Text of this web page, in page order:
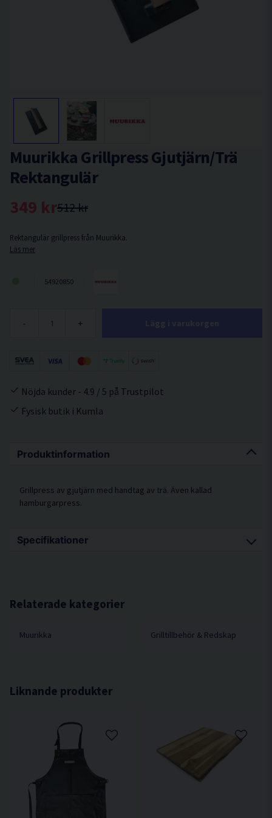
Produktinformation
Grillpress av gjutjärn med handtag av trä. Även kallad
hamburgarpress.
Specifikationer
Relaterade kategorier
Muurikka Grilltillbehör & Redskap
Muurikka Grillpress Gjutjärn/Trä
Rektangulär
512 kr
349 kr
Rektangulär grillpress från Muurikka.
Läs mer
54920850
- +
Nöjda kunder - 4.9 / 5 på Trustpilot
Fysisk butik i Kumla
Liknande produkter